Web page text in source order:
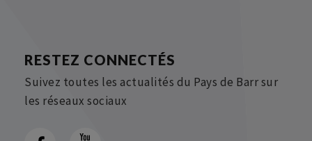
RESTEZ CONNECTÉS
Suivez toutes les actualités du Pays de Barr sur
les réseaux sociaux